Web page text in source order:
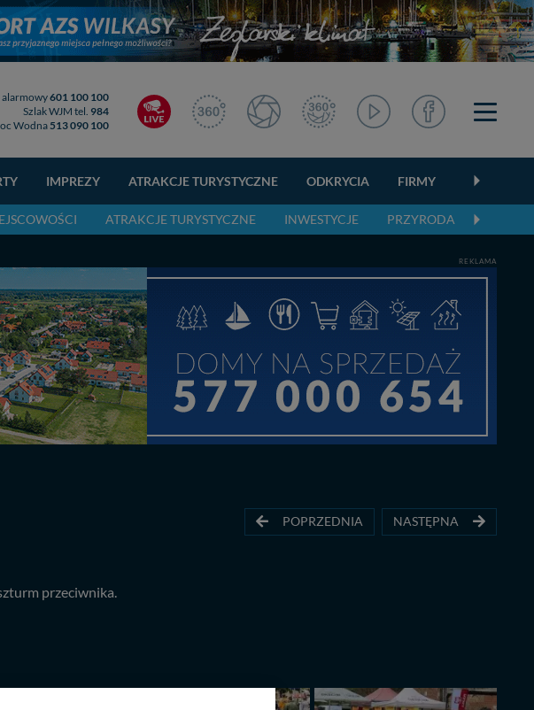
alarmowy601 100 100
Szlak WJM tel. 984
Wodna513 090 100
IMPREZY ATRAKCJE TURYSTYCZNE ODKRYCIA FIRMY
ATRAKCJE TURYSTYCZNE INWESTYCJE PRZYRODA
REKLAMA
POPRZEDNIA NASTĘPNA
przeciwnika.